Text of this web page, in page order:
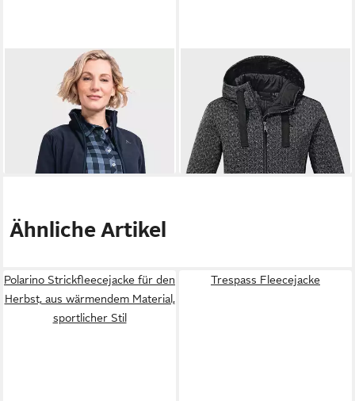
SCHÖFFELFleecejacke
Fleece Jacket Leona3
ab 89,96 €
+13
SCHÖFFEL
Fleecejacke
Fleece Hoody Aurora L
ab 143,95 € UVP159,95 €
-10%
Ähnliche Artikel
Polarino Strickfleecejacke für den
Herbst, aus wärmendem Material,
sportlicher Stil
Trespass Fleecejacke